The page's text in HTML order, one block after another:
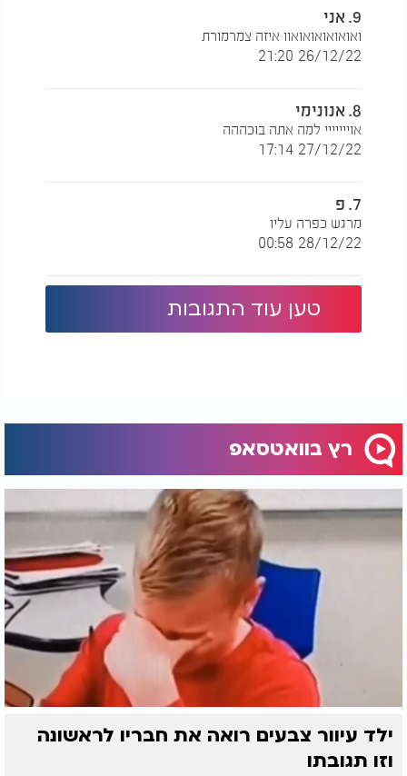
9. אני
ואואואואואואוו איזה צמרמורת
26/12/22 21:20
8. אנונימי
אוייייייי למה אתה בוכההה
27/12/22 17:14
7. פ
מרגש כפרה עליו
28/12/22 00:58
טען עוד התגובות
רץ בוואטסאפ
ילד עיוור צבעים רואה את חבריו לראשונה
וזו תגובתו